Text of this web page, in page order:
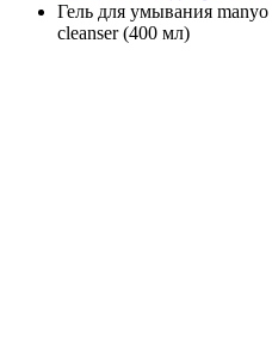
Гель для умывания
cleanser (400 мл)